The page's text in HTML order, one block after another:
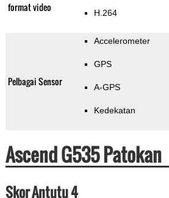
format video H.264
Pelbagai Sensor
Accelerometer
GPS
A-GPS
Kedekatan
Ascend G535 Patokan
Skor Antutu 4